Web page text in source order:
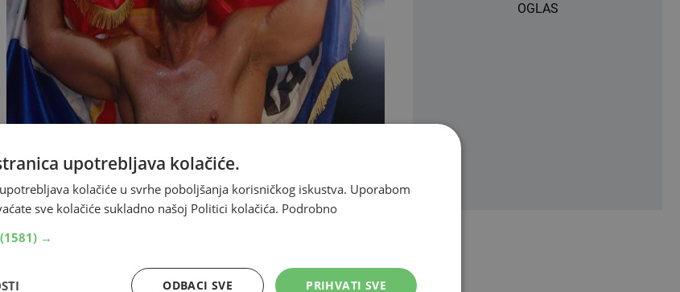
Usika, traju pregovori s Filipom Hrgovićem
Najiščekivaniji boksački okršaj današnjice, onaj između
Oleksandra Usyka i Tysona Furyja za ujedinjenje svih teška…
NISU SJELE RIJEČI ŠAMPIONA 'Ime mi je
na Krim... Jesam li ikoga izdao?'
OGLAS
upotrebljava kolačiće.
kolačiće u svrhe poboljšanja korisničkog iskustva. Uporabom
sve kolačiće sukladno našoj Politici kolačića. Podrobno
(1581) →
PRIHVATI SVE
ODBACI SVE